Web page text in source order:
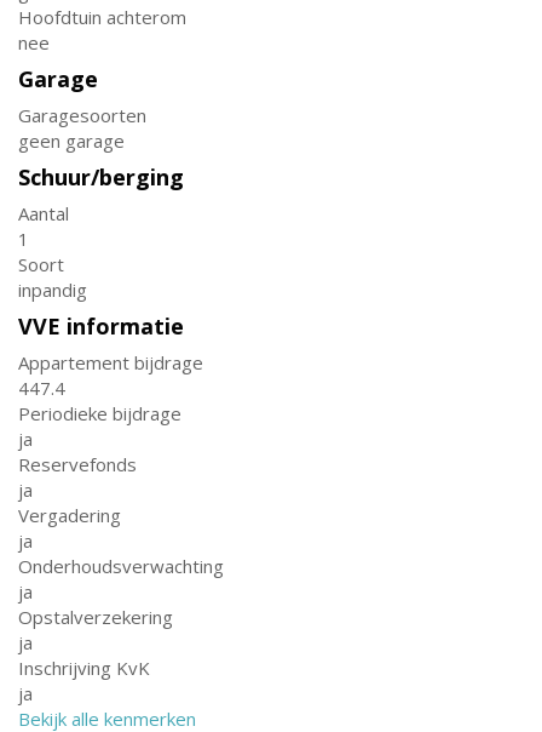
Hoofdtuin achterom
nee
Garage
Garagesoorten
geen garage
Schuur/berging
Aantal
1
Soort
inpandig
VVE informatie
Appartement bijdrage
447.4
Periodieke bijdrage
ja
Reservefonds
ja
Vergadering
ja
Onderhoudsverwachting
ja
Opstalverzekering
ja
Inschrijving KvK
ja
Bekijk alle kenmerken